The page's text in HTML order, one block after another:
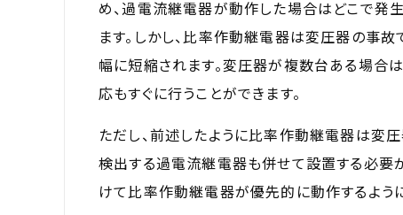
め、過電流継電器が動作した場合はどこで発
ます。しかし、比率作動継電器は変圧器の事
幅に短縮されます。変圧器が複数台ある場合
応もすぐに行うことができます。
ただし、前述したように比率作動継電器は変
検出する過電流継電器も併せて設置する必要
けて比率作動継電器が優先的に動作するよう